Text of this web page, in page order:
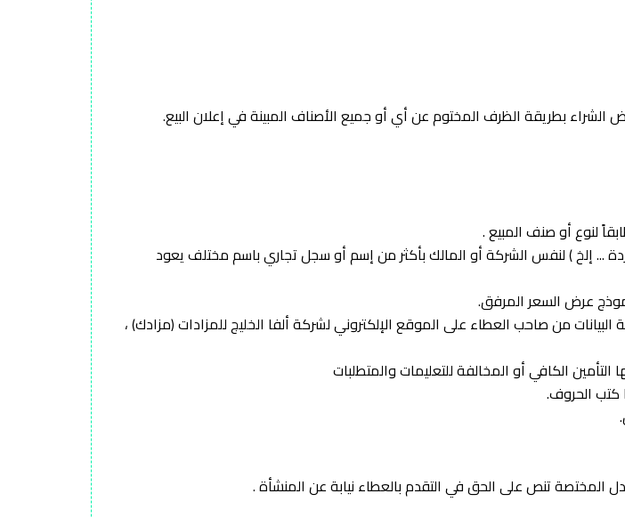
... إلخ ) لنفس الشركة أو المالك بأكثر من إسم أو سجل تجاري باسم مختلف يعود
من صاحب العطاء على الموقع الإلكتروني لشركة ألفا الخليج للمزادات (مزادك) ،